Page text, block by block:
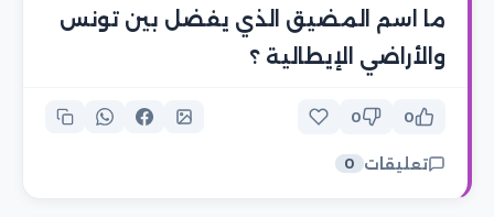
ما اسم المضيق الذي يفضل بين تونس
والأراضي الإيطالية ؟
0
0
تعليقات 0